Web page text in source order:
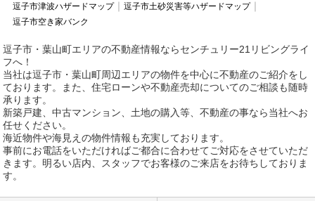
逗子市津波ハザードマップ
逗子市土砂災害等ハザードマップ
逗子市空き家バンク
逗子市・葉山町エリアの不動産情報ならセンチュリー21リビングライ
フへ！
当社は逗子市・葉山町周辺エリアの物件を中心に不動産のご紹介をし
ております。また、住宅ローンや不動産売却についてのご相談も随時
承ります。
新築戸建、中古マンション、土地の購入等、不動産の事なら当社へお
任せください。
海近物件や海見えの物件情報も充実しております。
事前にお電話をいただければご都合に合わせてご対応をさせていただ
きます。明るい店内、スタッフでお客様のご来店をお待ちしておりま
す。